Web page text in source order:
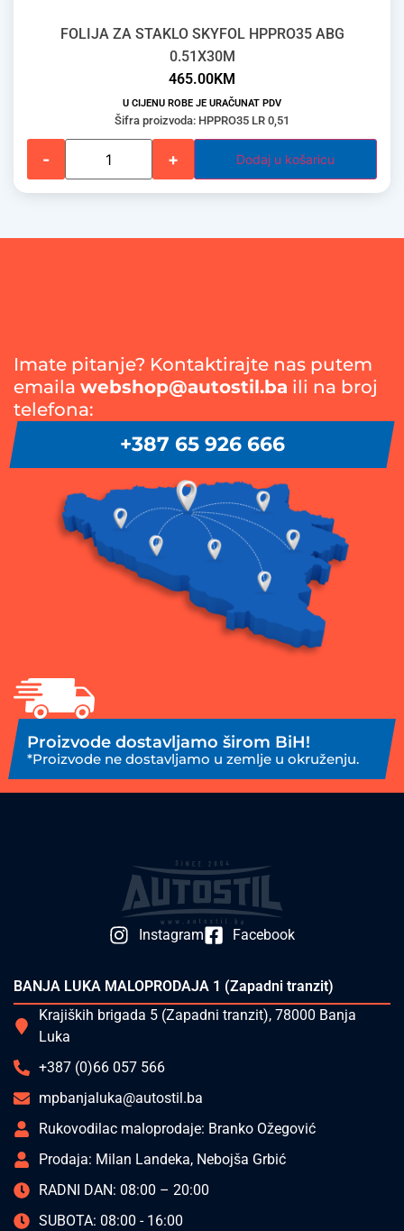
FOLIJA ZA STAKLO SKYFOL HPPRO35 ABG
0.51X30M
465.00KM
U CIJENU ROBE JE URAČUNAT PDV
Šifra proizvoda: HPPRO35 LR 0,51
- + Dodaj u košaricu
Imate pitanje? Kontaktirajte nas putem
emaila webshop@autostil.ba ili na broj
telefona:
+387 65 926 666
Proizvode dostavljamo širom BiH!
*Proizvode ne dostavljamo u zemlje u okruženju.
Instagram Facebook
BANJA LUKA MALOPRODAJA 1 (Zapadni tranzit)
Krajiških brigada 5 (Zapadni tranzit), 78000 Banja
Luka
+387 (0)66 057 566
mpbanjaluka@autostil.ba
Rukovodilac maloprodaje: Branko Ožegović
Prodaja: Milan Landeka, Nebojša Grbić
RADNI DAN: 08:00 – 20:00
SUBOTA: 08:00 - 16:00